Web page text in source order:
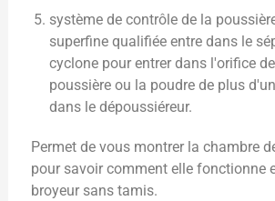
système de contrôle de la
superfine qualifiée entre dans le
cyclone pour entrer dans l'orifice
poussière ou la poudre de plus
dans le dépoussiéreur.
Permet de vous montrer la chambre
pour savoir comment elle fonctionne
broyeur sans tamis.